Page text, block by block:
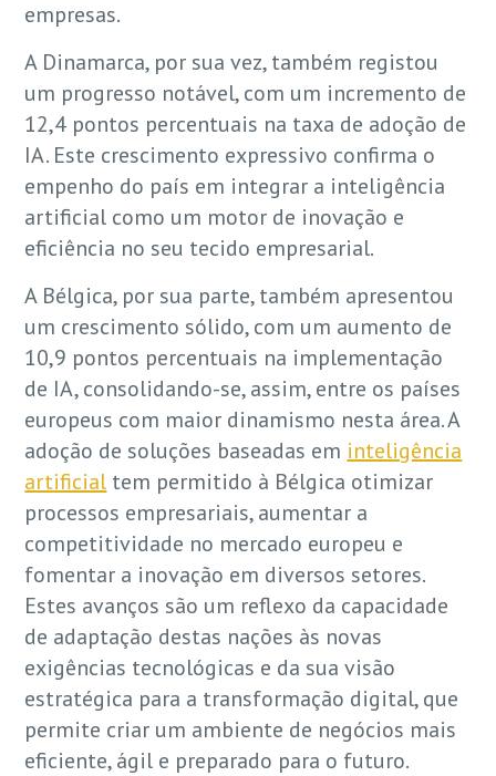
empresas.
A Dinamarca, por sua vez, também registou
um progresso notável, com um incremento de
12,4 pontos percentuais na taxa de adoção de
IA. Este crescimento expressivo confirma o
empenho do país em integrar a inteligência
artificial como um motor de inovação e
eficiência no seu tecido empresarial.
A Bélgica, por sua parte, também apresentou
um crescimento sólido, com um aumento de
10,9 pontos percentuais na implementação
de IA, consolidando-se, assim, entre os países
europeus com maior dinamismo nesta área. A
adoção de soluções baseadas em inteligência
artificial tem permitido à Bélgica otimizar
processos empresariais, aumentar a
competitividade no mercado europeu e
fomentar a inovação em diversos setores.
Estes avanços são um reflexo da capacidade
de adaptação destas nações às novas
exigências tecnológicas e da sua visão
estratégica para a transformação digital, que
permite criar um ambiente de negócios mais
eficiente, ágil e preparado para o futuro.